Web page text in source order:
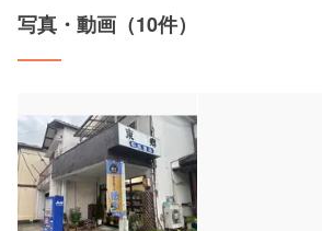
写真・動画（10件）